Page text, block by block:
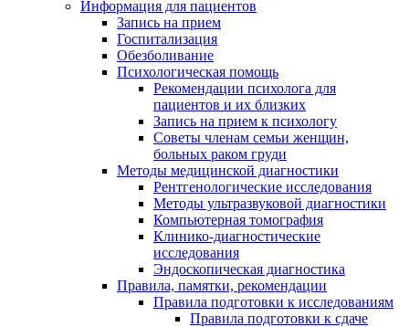
Информация для пациентов
Запись на прием
Госпитализация
Обезболивание
Психологическая помощь
Рекомендации психолога для
пациентов и их близких
Запись на прием к психологу
Советы членам семьи женщин,
больных раком груди
Методы медицинской диагностики
Рентгенологические исследования
Методы ультразвуковой диагностики
Компьютерная томография
Клинико-диагностические
исследования
Эндоскопическая диагностика
Правила, памятки, рекомендации
Правила подготовки к исследованиям
Правила подготовки к сдаче